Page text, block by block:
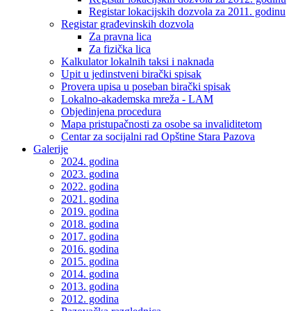
Registar lokacijskih dozvola za 2011. godinu
Registar građevinskih dozvola
Za pravna lica
Za fizička lica
Kalkulator lokalnih taksi i naknada
Upit u jedinstveni birački spisak
Provera upisa u poseban birački spisak
Lokalno-akademska mreža - LAM
Objedinjena procedura
Mapa pristupačnosti za osobe sa invaliditetom
Centar za socijalni rad Opštine Stara Pazova
Galerije
2024. godina
2023. godina
2022. godina
2021. godina
2019. godina
2018. godina
2017. godina
2016. godina
2015. godina
2014. godina
2013. godina
2012. godina